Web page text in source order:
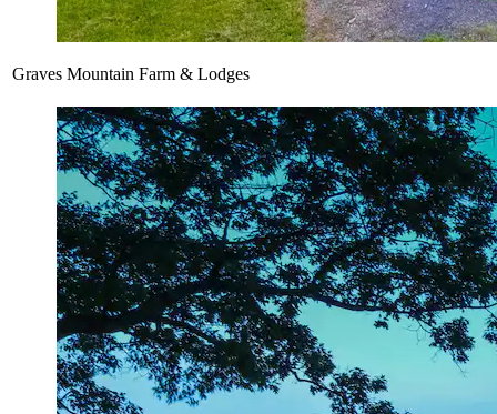
Graves Mountain Farm & Lodges